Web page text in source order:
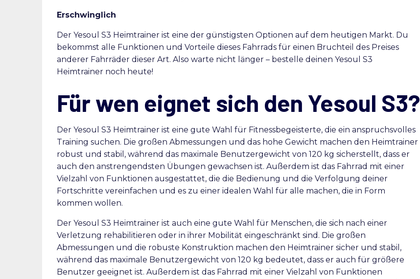
Erschwinglich
Der Yesoul S3 Heimtrainer ist eine der günstigsten Optionen auf dem heutigen Markt. Du
bekommst alle Funktionen und Vorteile dieses Fahrrads für einen Bruchteil des Preises
anderer Fahrräder dieser Art. Also warte nicht länger – bestelle deinen Yesoul S3
Heimtrainer noch heute!
Für wen eignet sich den Yesoul S3?
Der Yesoul S3 Heimtrainer ist eine gute Wahl für Fitnessbegeisterte, die ein anspruchsvolles
Training suchen. Die großen Abmessungen und das hohe Gewicht machen den Heimtrainer
robust und stabil, während das maximale Benutzergewicht von 120 kg sicherstellt, dass er
auch den anstrengendsten Übungen gewachsen ist. Außerdem ist das Fahrrad mit einer
Vielzahl von Funktionen ausgestattet, die die Bedienung und die Verfolgung deiner
Fortschritte vereinfachen und es zu einer idealen Wahl für alle machen, die in Form
kommen wollen.
Der Yesoul S3 Heimtrainer ist auch eine gute Wahl für Menschen, die sich nach einer
Verletzung rehabilitieren oder in ihrer Mobilität eingeschränkt sind. Die großen
Abmessungen und die robuste Konstruktion machen den Heimtrainer sicher und stabil,
während das maximale Benutzergewicht von 120 kg bedeutet, dass er auch für größere
Benutzer geeignet ist. Außerdem ist das Fahrrad mit einer Vielzahl von Funktionen